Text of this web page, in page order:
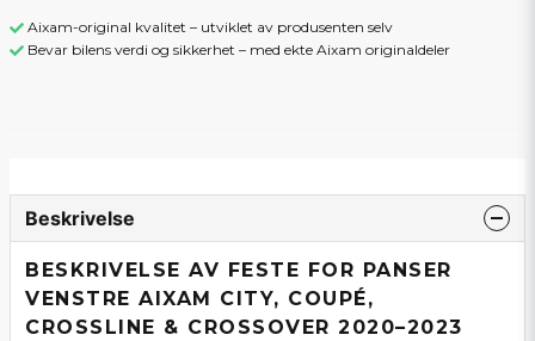
Aixam-original kvalitet – utviklet av produsenten selv
Bevar bilens verdi og sikkerhet – med ekte Aixam originaldeler
Beskrivelse
BESKRIVELSE AV FESTE FOR PANSER
VENSTRE AIXAM CITY, COUPÉ,
CROSSLINE & CROSSOVER 2020–2023